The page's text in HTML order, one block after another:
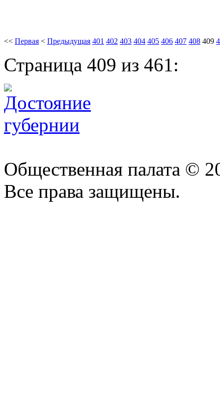
<< Первая < Предыдущая 401 402 403 404 405 406 407 408 409
Страница 409 из 461:
Общественная палата ©
Все права защищены.